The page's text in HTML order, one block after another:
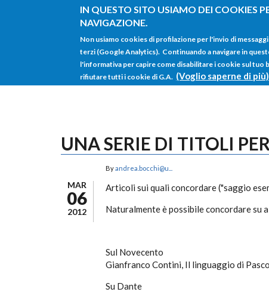
IN QUESTO SITO USIAMO DEI COOKIES
NAVIGAZIONE.
Non usiamo cookies di profilazione per l'invio di
terzi (Google Analytics). Continuando a navigare in
l'informativa per capire come disabilitare i cookie sul
rifiutare tutti i cookie di G.A. (Voglio saperne di più)
Salta al contenuto principale
UNA SERIE DI TITOLI
MAR
06
2012
Byandrea.bocchi@u...
Articoli sui quali concordare ("saggio
Naturalmente è possibile concordare su
Sul Novecento
Gianfranco Contini, Il linguaggio di
Su Dante